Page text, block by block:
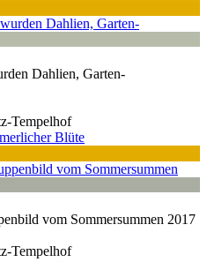
Dahlien, Garten-
Tempelhof
Blüte
vom Sommersummen 2017
Tempelhof